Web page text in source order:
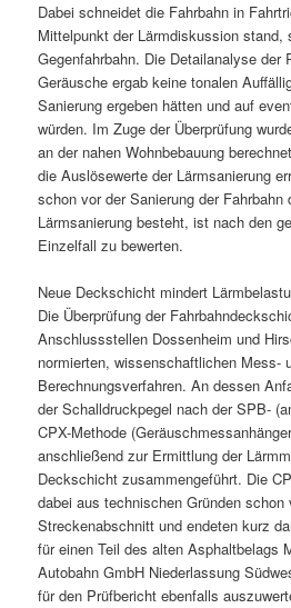
Dabei schneidet die Fahrbahn in
Mittelpunkt der Lärmdiskussion stand,
Gegenfahrbahn. Die Detailanalyse der
Geräusche ergab keine tonalen
Sanierung ergeben hätten und auf
würden. Im Zuge der Überprüfung
an der nahen Wohnbebauung
die Auslösewerte der Lärmsanierung
schon vor der Sanierung der
Lärmsanierung besteht, ist nach den
Einzelfall zu bewerten.
Neue Deckschicht mindert
Die Überprüfung der
Anschlussstellen Dossenheim und
normierten, wissenschaftlichen Mess-
Berechnungsverfahren. An dessen
der Schalldruckpegel nach der SPB-
CPX-Methode
anschließend zur Ermittlung der
Deckschicht zusammengeführt. Die
dabei aus technischen Gründen schon
Streckenabschnitt und endeten kurz
für einen Teil des alten Asphaltbelags
Autobahn GmbH Niederlassung
für den Prüfbericht ebenfalls